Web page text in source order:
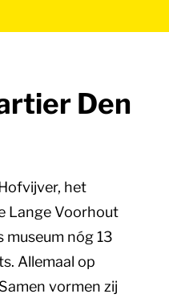
Den
het
Lange Voorhout
museum nóg 13
Allemaal op
vormen zij